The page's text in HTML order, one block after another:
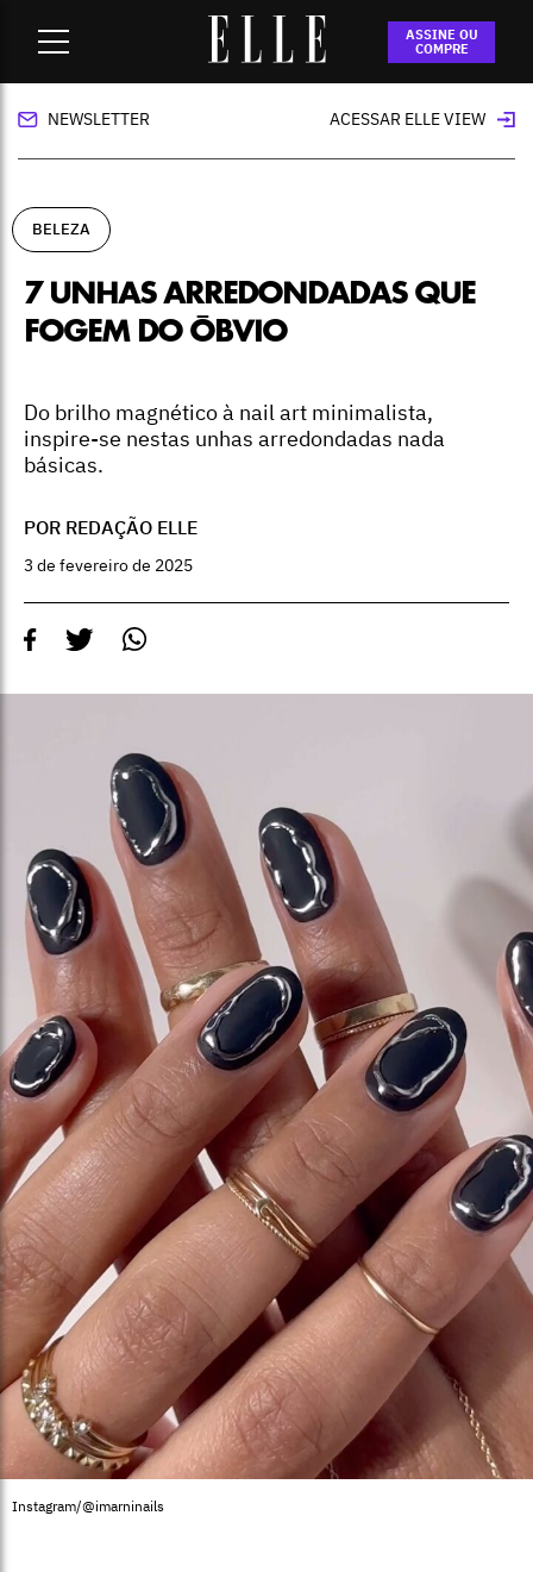
ASSINE OU
COMPRE
7 unhas arredondadas que fogem do óbvio
NEWSLETTER ACESSAR ELLE VIEW
BELEZA
7 UNHAS ARREDONDADAS QUE
FOGEM DO ÓBVIO
Do brilho magnético à nail art minimalista,
inspire-se nestas unhas arredondadas nada
básicas.
POR REDAÇÃO ELLE
3 de fevereiro de 2025
Instagram/@imarninails